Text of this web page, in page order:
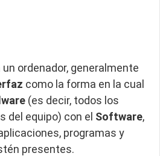
ordenador, generalmente
como la forma en la cual
(es decir, todos los
del equipo) con el Software,
programas y
presentes.